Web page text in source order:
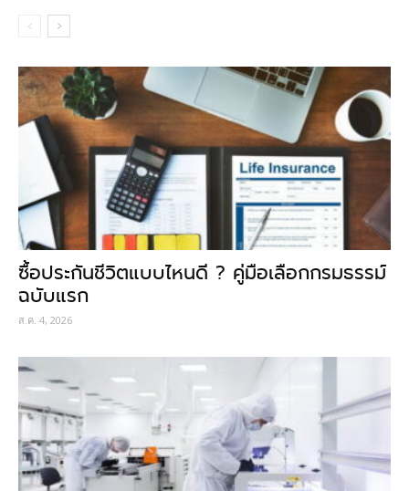
ซื้อประกันชีวิตแบบไหนดี ? คู่มือเลือกกรมธรรม์
ฉบับแรก
ส.ค. 4, 2026